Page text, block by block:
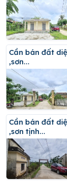
Cần bán đất diện tích 122.8m2 giá ****** tỷ tại tịnh thọ
,sơn...
Cần bán đất diện tích 135m2 giá 270 triệu tại tịnh thọ
,sơn tịnh...